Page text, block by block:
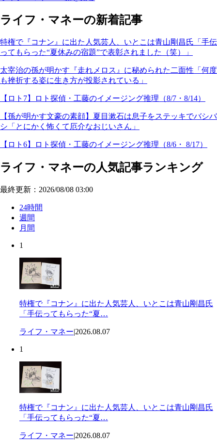
ライフ・マネーの新着記事
特権で『コナン』に出た人気芸人、いとこは青山剛昌氏「手伝
ってもらった“夏休みの宿題”で表彰されました（笑）」
太宰治の孫が明かす『走れメロス』に秘められた二面性「何度
も挫折する姿に生き方が投影されている」
【ロト7】ロト探偵・工藤のイメージング推理（8/7・8/14）
【孫が明かす文豪の素顔】夏目漱石は息子をステッキでバシバ
シ「とにかく怖くて厄介なおじいさん」
【ロト6】ロト探偵・工藤のイメージング推理（8/6・ 8/17）
ライフ・マネーの人気記事ランキング
最終更新：2026/08/08 03:00
24時間
週間
月間
1
特権で『コナン』に出た人気芸人、いとこは青山剛昌氏
「手伝ってもらった“夏…
ライフ・マネー|2026.08.07
1
特権で『コナン』に出た人気芸人、いとこは青山剛昌氏
「手伝ってもらった“夏…
ライフ・マネー|2026.08.07